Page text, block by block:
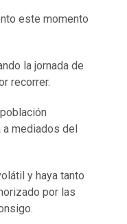
este momento
la jornada de
recorrer.
mediados del
y haya tanto
por las